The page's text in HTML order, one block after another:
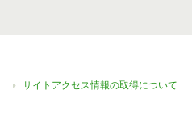
サイトアクセス情報の取得について